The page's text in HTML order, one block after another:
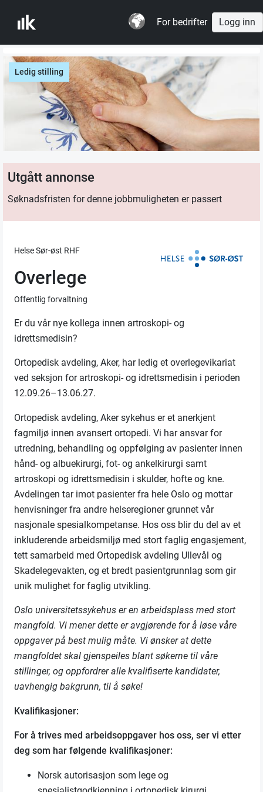
For bedrifter Logg inn
Ledig stilling
Utgått annonse
Søknadsfristen for denne jobbmuligheten er passert
Helse Sør-øst RHF
Overlege
Offentlig forvaltning
Er du vår nye kollega innen artroskopi- og
idrettsmedisin?
Ortopedisk avdeling, Aker, har ledig et overlegevikariat
ved seksjon for artroskopi- og idrettsmedisin i perioden
12.09.26–13.06.27.
Ortopedisk avdeling, Aker sykehus er et anerkjent
fagmiljø innen avansert ortopedi. Vi har ansvar for
utredning, behandling og oppfølging av pasienter innen
hånd- og albuekirurgi, fot- og ankelkirurgi samt
artroskopi og idrettsmedisin i skulder, hofte og kne.
Avdelingen tar imot pasienter fra hele Oslo og mottar
henvisninger fra andre helseregioner grunnet vår
nasjonale spesialkompetanse. Hos oss blir du del av et
inkluderende arbeidsmiljø med stort faglig engasjement,
tett samarbeid med Ortopedisk avdeling Ullevål og
Skadelegevakten, og et bredt pasientgrunnlag som gir
unik mulighet for faglig utvikling.
Oslo universitetssykehus er en arbeidsplass med stort
mangfold. Vi mener dette er avgjørende for å løse våre
oppgaver på best mulig måte. Vi ønsker at dette
mangfoldet skal gjenspeiles blant søkerne til våre
stillinger, og oppfordrer alle kvalifiserte kandidater,
uavhengig bakgrunn, til å søke!
Kvalifikasjoner:
For å trives med arbeidsoppgaver hos oss, ser vi etter
deg som har følgende kvalifikasjoner:
Norsk autorisasjon som lege og